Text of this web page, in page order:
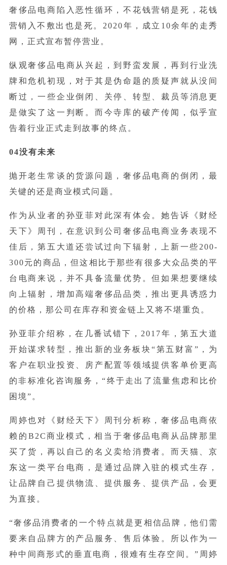
奢侈品电商陷入恶性循环，不花钱营销是死，花钱
营销入不敷出也是死。2020年，成立10余年的走秀
网，正式宣布暂停营业。
纵观奢侈品电商从兴起，到野蛮发展，再到行业洗
牌和危机初现，对于其是伪命题的质疑声就从没间
断过，一些企业倒闭、关停、转型、裁员等消息更
是做实了这一判断。而今寺库的破产传闻，似乎宣
告着行业正式走到故事的终点。
04没有未来
抛开老生常谈的货源问题，奢侈品电商的倒闭，最
关键的还是商业模式问题。
作为从业者的孙亚菲对此深有体会。她告诉《财经
天下》周刊，在意识到公司奢侈品电商业务表现不
佳后，第五大道还尝试过向下辐射，上新一些200-
300元的商品，但这相比于那些有很多大众品类的平
台电商来说，并不具备流量优势。但如果想要继续
向上辐射，增加高端奢侈品品类，推出更具诱惑力
的价格，那公司在库存和资金链上又将不堪重负。
孙亚菲介绍称，在几番试错下，2017年，第五大道
开始谋求转型，推出新的业务板块“第五财富”，为
客户在职业投资、房产配置等领域提供客单价更高
的非标准化咨询服务，“终于走出了流量焦虑和比价
困境”。
周婷也对《财经天下》周刊分析称，奢侈品电商依
赖的B2C商业模式，相当于奢侈品电商从品牌那里
买了货，再以自己的名义卖给消费者。而天猫、京
东这一类平台电商，是通过品牌入驻的模式生存，
让品牌自己提供物流、提供服务、提供产品，会更
为直接。
“奢侈品消费者的一个特点就是更相信品牌，他们需
要来自品牌方的产品服务、售后体验。所以作为一
种中间商形式的垂直电商，很难有生存空间。”周婷